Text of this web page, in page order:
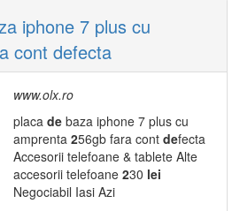
iphone 7 plus cu
cont defecta
www.olx.ro
placa de baza iphone 7 plus cu
amprenta 256gb fara cont defecta
Accesorii telefoane & tablete Alte
accesorii telefoane 230 lei
Negociabil Iasi Azi